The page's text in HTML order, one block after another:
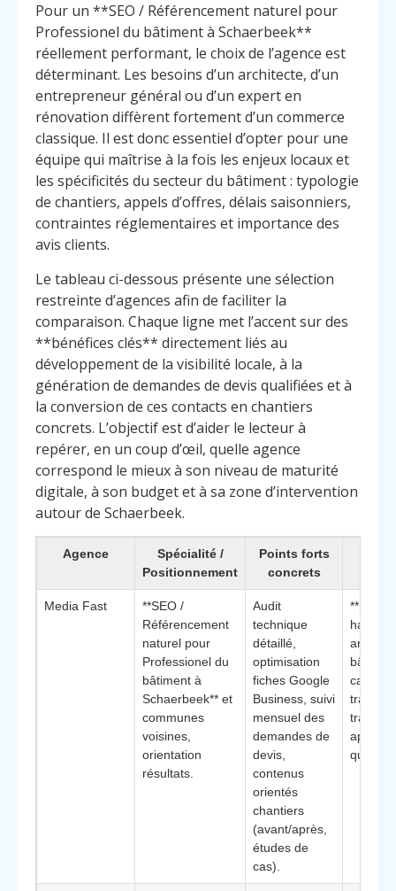
Pour un **SEO / Référencement naturel pour
Professionel du bâtiment à Schaerbeek**
réellement performant, le choix de l’agence est
déterminant. Les besoins d’un architecte, d’un
entrepreneur général ou d’un expert en
rénovation diffèrent fortement d’un commerce
classique. Il est donc essentiel d’opter pour une
équipe qui maîtrise à la fois les enjeux locaux et
les spécificités du secteur du bâtiment : typologie
de chantiers, appels d’offres, délais saisonniers,
contraintes réglementaires et importance des
avis clients.
Le tableau ci-dessous présente une sélection
restreinte d’agences afin de faciliter la
comparaison. Chaque ligne met l’accent sur des
**bénéfices clés** directement liés au
développement de la visibilité locale, à la
génération de demandes de devis qualifiées et à
la conversion de ces contacts en chantiers
concrets. L’objectif est d’aider le lecteur à
repérer, en un coup d’œil, quelle agence
correspond le mieux à son niveau de maturité
digitale, à son budget et à sa zone d’intervention
autour de Schaerbeek.
Agence
Spécialité /
Positionnement
Points forts
concrets
Media Fast
**SEO /
Référencement
naturel pour
Professionel du
bâtiment à
Schaerbeek** et
communes
voisines,
orientation
résultats.
Audit
technique
détaillé,
optimisation
fiches Google
Business, suivi
mensuel des
demandes de
devis,
contenus
orientés
chantiers
(avant/après,
études de
cas).
trafic
appels